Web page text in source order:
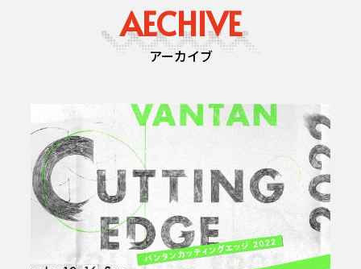
AECHIVE
アーカイブ